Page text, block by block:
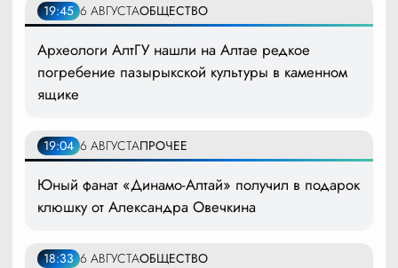
19:45 6 АВГУСТАОБЩЕСТВО
Археологи АлтГУ нашли на Алтае редкое
погребение пазырыкской культуры в каменном
ящике
19:04 6 АВГУСТАПРОЧЕЕ
Юный фанат «Динамо-Алтай» получил в подарок
клюшку от Александра Овечкина
18:33 6 АВГУСТАОБЩЕСТВО